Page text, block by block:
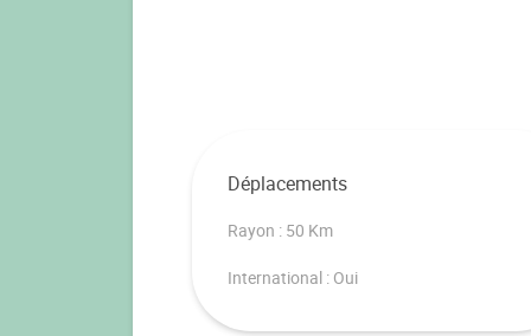
Déplacements
Rayon : 50 Km
International : Oui